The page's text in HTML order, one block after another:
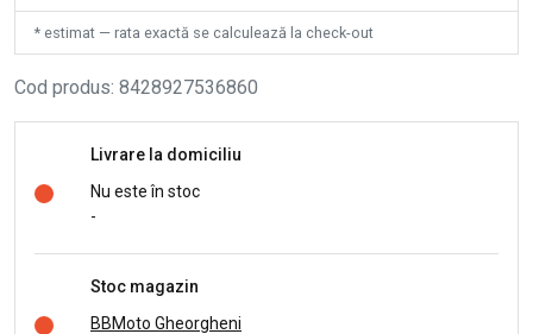
* estimat — rata exactă se calculează la check-out
Cod produs: 8428927536860
Livrare la domiciliu
Nu este în stoc
-
Stoc magazin
BBMoto Gheorgheni